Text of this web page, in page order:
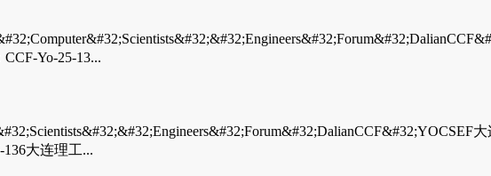
Yo-25-13...
大连理工...